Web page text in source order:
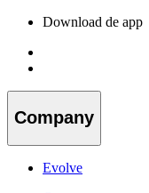
Download de app
Company
Evolve